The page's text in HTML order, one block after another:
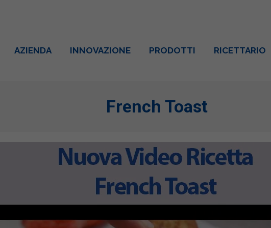
AZIENDA INNOVAZIONE PRODOTTI RICETTARIO
French Toast